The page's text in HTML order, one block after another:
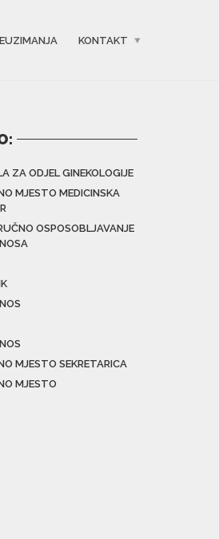
KONTAKT
ZA ODJEL GINEKOLOGIJE
MJESTO MEDICINSKA
OSPOSOBLJAVANJE
MJESTO SEKRETARICA
MJESTO